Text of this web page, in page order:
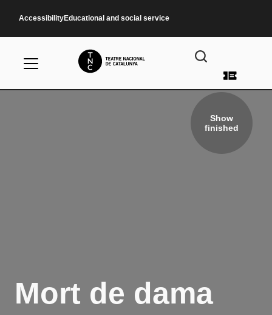
AccessibilityEducational and social service
User
Show
finished
Mort de dama